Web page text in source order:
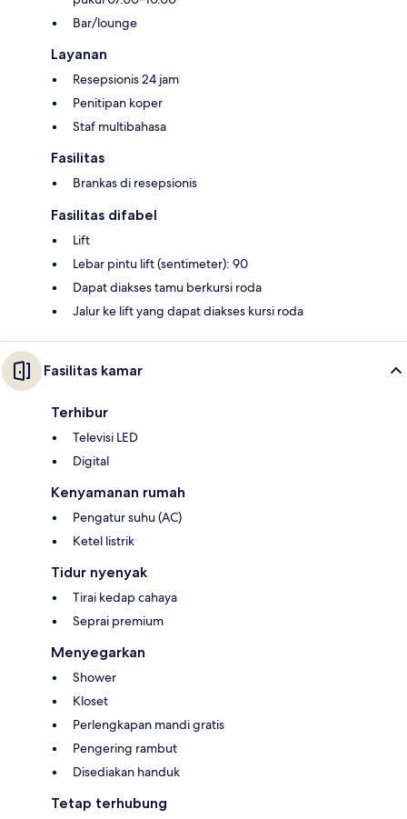
Bar/lounge
Layanan
Resepsionis 24 jam
Penitipan koper
Staf multibahasa
Fasilitas
Brankas di resepsionis
Fasilitas difabel
Lift
Lebar pintu lift (sentimeter): 90
Dapat diakses tamu berkursi roda
Jalur ke lift yang dapat diakses kursi roda
Fasilitas kamar
Terhibur
Televisi LED
Digital
Kenyamanan rumah
Pengatur suhu (AC)
Ketel listrik
Tidur nyenyak
Tirai kedap cahaya
Seprai premium
Menyegarkan
Shower
Kloset
Perlengkapan mandi gratis
Pengering rambut
Disediakan handuk
Tetap terhubung